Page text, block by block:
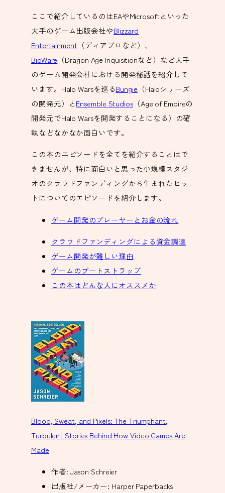
ここで紹介しているのはEAやMicrosoftといった
大手のゲーム出版会社やBlizzard
Entertainment （ディアブロなど）、
BioWare （Dragon Age Inquisitionなど）など大手
のゲーム開発会社における開発秘話を紹介して
います。Halo Warsを巡るBungie （Haloシリーズ
の開発元）とEnsemble Studios（Age of Empireの
開発元でHalo Warsを開発することになる）の確
執などなかなか面白いです。
この本のエピソードを全てを紹介することはで
きませんが、特に面白いと思った小規模スタジ
オのクラウドファンディングから生まれたヒッ
トについてのエピソードを紹介します。
ゲーム開発のプレーヤーとお金の流れ
クラウドファンディングによる資金調達
ゲーム開発が難しい理由
ゲームのブートストラップ
この本はどんな人にオススメか
Blood, Sweat, and Pixels: The Triumphant,
Turbulent Stories Behind How Video Games Are
Made
作者: Jason Schreier
出版社/メーカー: Harper Paperbacks